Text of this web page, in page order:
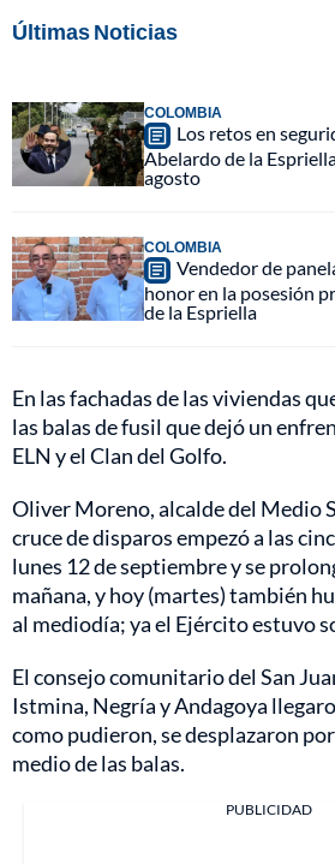
Últimas Noticias
COLOMBIA
Los retos en
Abelardo de la
agosto
COLOMBIA
Vendedor de
honor en la posesión
de la Espriella
En las fachadas de las viviendas
las balas de fusil que dejó un
ELN y el Clan del Golfo.
Oliver Moreno, alcalde del Medio
cruce de disparos empezó a las
lunes 12 de septiembre y se
mañana, y hoy (martes) también
al mediodía; ya el Ejército estuvo
El consejo comunitario del San
Istmina, Negría y Andagoya
como pudieron, se desplazaron
medio de las balas.
PUBLICIDAD